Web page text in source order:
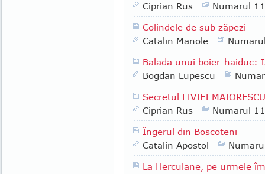
Ciprian Rus
Numarul
Colindele de sub zăpezi
Catalin Manole
Balada unui boier-haiduc:
Bogdan Lupescu
Secretul LIVIEI MAIORESCU
Ciprian Rus
Numarul
Îngerul din Boscoteni
Catalin Apostol
La Herculane, pe urmele